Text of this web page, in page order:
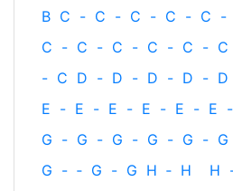
B C - C - C - C - C -
C - C - C - C - C - C
- C D - D - D - D - D
E - E - E - E - E - E -
G - G - G - G - G - G
G - ‐ G - G H ‐ H H